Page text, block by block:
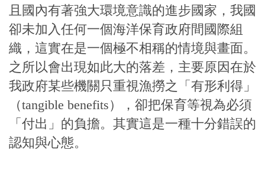
且國內有著強大環境意識的進步國家，我國
卻未加入任何一個海洋保育政府間國際組
織，這實在是一個極不相稱的情境與畫面。
之所以會出現如此大的落差，主要原因在於
我政府某些機關只重視漁撈之「有形利得」
（tangible benefits），卻把保育等視為必須
「付出」的負擔。其實這是一種十分錯誤的
認知與心態。